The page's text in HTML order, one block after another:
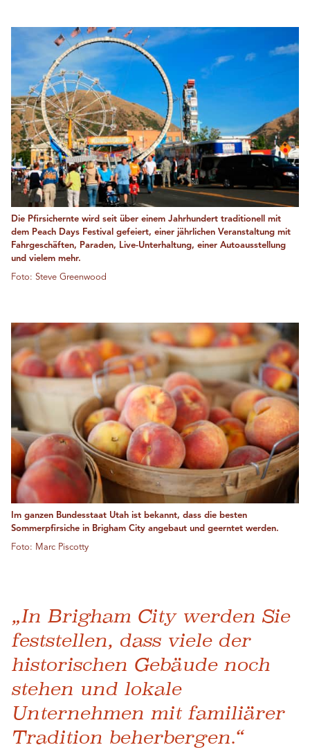
Die Pfirsichernte wird seit über einem Jahrhundert traditionell mit
dem Peach Days Festival gefeiert, einer jährlichen Veranstaltung mit
Fahrgeschäften, Paraden, Live-Unterhaltung, einer Autoausstellung
und vielem mehr.
Foto: Steve Greenwood
Im ganzen Bundesstaat Utah ist bekannt, dass die besten
Sommerpfirsiche in Brigham City angebaut und geerntet werden.
Foto: Marc Piscotty
„In Brigham City werden Sie
feststellen, dass viele der
historischen Gebäude noch
stehen und lokale
Unternehmen mit familiärer
Tradition beherbergen.“